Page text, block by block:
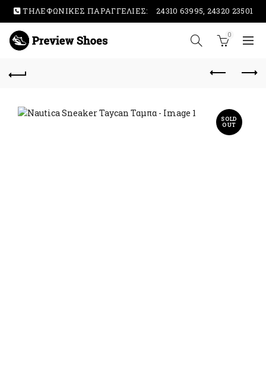
ΤΗΛΕΦΩΝΙΚΕΣ ΠΑΡΑΓΓΕΛΙΕΣ: 24310 63995, 24320 23501
0
SOLD
OUT